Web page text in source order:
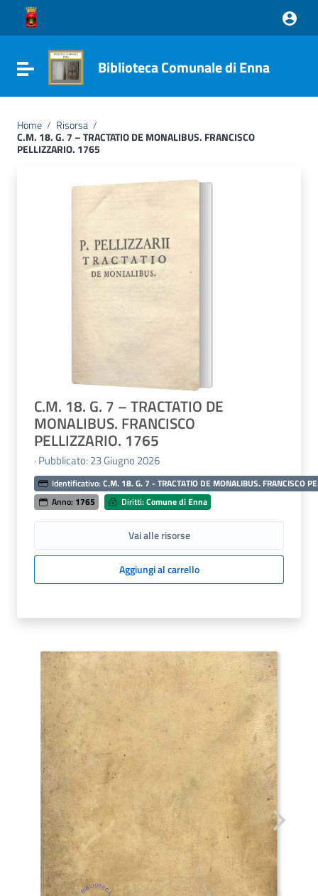
Vai ai contenuti
Vai al menu di navigazione
Vai al footer
Attiva / disattiva la navigazione
Biblioteca Comunale di Enna
Home / Risorsa /
C.M. 18. G. 7 – TRACTATIO DE MONALIBUS. FRANCISCO
PELLIZZARIO. 1765
C.M. 18. G. 7 – TRACTATIO DE
MONALIBUS. FRANCISCO
PELLIZZARIO. 1765
· Pubblicato: 23 Giugno 2026
Identificativo: C.M. 18. G. 7 - TRACTATIO DE MONALIBUS. FRANCISCO
Anno: 1765 Diritti:Comune di Enna
Vai alle risorse
Aggiungi al carrello